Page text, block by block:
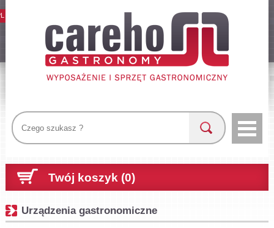
Twój koszyk (0)
Urządzenia gastronomiczne